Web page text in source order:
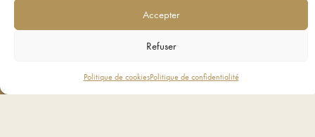
Accepter
Refuser
Politique de cookiesPolitique de confidentialité